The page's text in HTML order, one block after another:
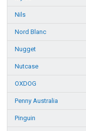
Nils
Nord Blanc
Nugget
Nutcase
OXDOG
Penny Australia
Pinguin